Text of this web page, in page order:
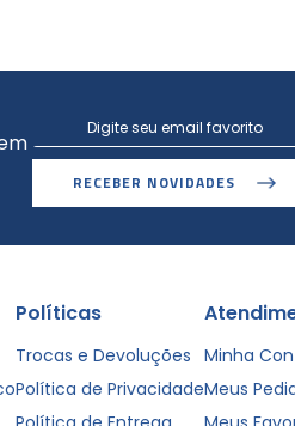
RECEBER NOVIDADES
Políticas
Trocas e Devoluções
Política de Privacidade
Minha
Meus